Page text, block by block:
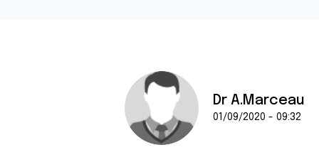
Dr A.Marceau
01/09/2020 - 09:32